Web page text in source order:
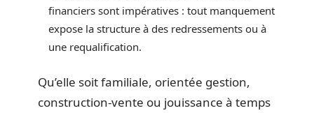
financiers sont impératives : tout manquement
expose la structure à des redressements ou à
une requalification.
Qu’elle soit familiale, orientée gestion,
construction-vente ou jouissance à temps